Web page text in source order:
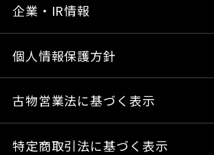
企業・IR情報
個人情報保護方針
古物営業法に基づく表示
特定商取引法に基づく表示